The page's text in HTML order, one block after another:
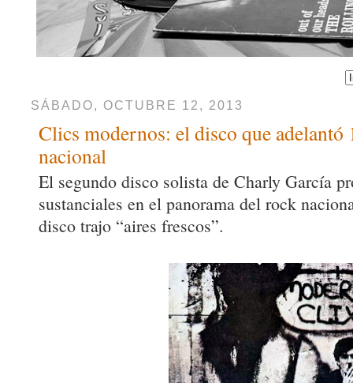
SÁBADO, OCTUBRE 12, 2013
Clics modernos: el disco que adelantó
nacional
El segundo disco solista de Charly García
sustanciales en el panorama del rock
disco trajo “aires frescos”.